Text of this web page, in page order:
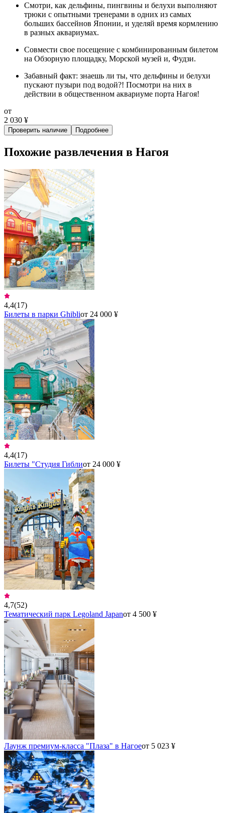
Смотри, как дельфины, пингвины и белухи выполняют
трюки с опытными тренерами в одних из самых
больших бассейнов Японии, и уделяй время кормлению
в разных аквариумах.
Совмести свое посещение с комбинированным билетом
на Обзорную площадку, Морской музей и, Фудзи.
Забавный факт: знаешь ли ты, что дельфины и белухи
пускают пузыри под водой?! Посмотри на них в
действии в общественном аквариуме порта Нагоя!
от
2 030 ¥
Проверить наличие Подробнее
Похожие развлечения в Нагоя
4,4(17)
Билеты в парки Ghibliот 24 000 ¥
4,4(17)
Билеты "Студия Гиблиот 24 000 ¥
4,7(52)
Тематический парк Legoland Japanот 4 500 ¥
Лаунж премиум-класса "Плаза" в Нагоеот 5 023 ¥